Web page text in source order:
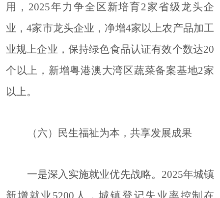
用，2025年力争全区新培育2家省级龙头企
业，4家市龙头企业，净增4家以上农产品加工
业规上企业，保持绿色食品认证有效个数达20
个以上，新增粤港澳大湾区蔬菜备案基地2家
以上。
（六）民生福祉为本，共享发展成果
一是深入实施就业优先战略。 2025年城镇